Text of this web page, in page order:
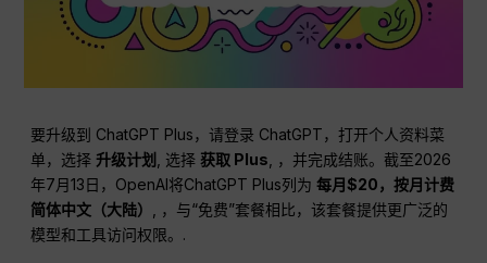
要升级到 ChatGPT Plus，请登录 ChatGPT，打开个人资料菜
单，选择升级计划 , 选择获取 Plus , ，并完成结账。截至2026
年7月13日，OpenAI将ChatGPT Plus列为每月$20，按月计费
简体中文（大陆）
, ，与“免费”套餐相比，该套餐提供更广泛的
模型和工具访问权限。.